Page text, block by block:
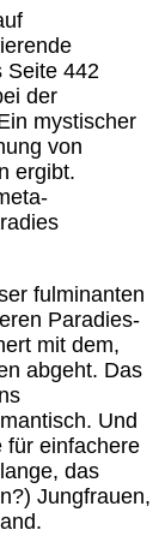
Seite 442
der
mystischer
von
ergibt.
fulminanten
Paradies-
mit dem,
abgeht. Das
Und
für einfachere
das
Jungfrauen,